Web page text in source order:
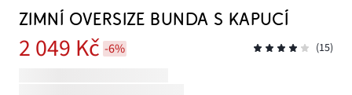
ZIMNÍ OVERSIZE BUNDA S KAPUCÍ
2 049 Kč -6% (15)